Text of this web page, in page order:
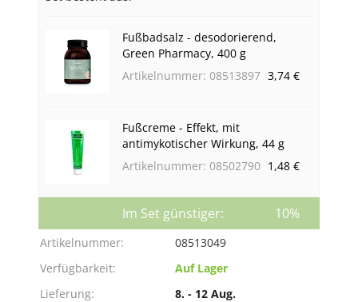
Fußbadsalz - desodorierend,
Green Pharmacy, 400 g
Artikelnummer: 08513897 3,74 €
Fußcreme - Effekt, mit
antimykotischer Wirkung, 44 g
Artikelnummer: 08502790 1,48 €
Im Set günstiger: 10%
Artikelnummer:
08513049
Verfügbarkeit:
Auf Lager
Lieferung:
8. - 12 Aug.